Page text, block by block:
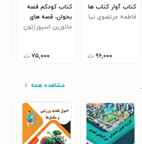
کتاب آوار کتاب ها
فاطمه مرتضوی نیا
۹۶,۰۰۰ ت
کتاب کودکم قصه
بخوان، قصه های
شب
مائورین اسپورژئون
۷۵,۰۰۰ ت
مشاهده همه